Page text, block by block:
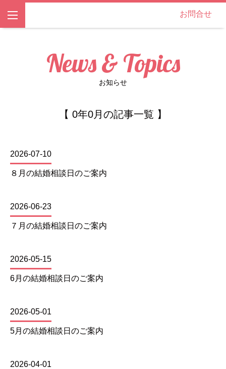
お問合せ
News & Topics
お知らせ
【 0年0月の記事一覧 】
2026-07-10
８月の結婚相談日のご案内
2026-06-23
７月の結婚相談日のご案内
2026-05-15
6月の結婚相談日のご案内
2026-05-01
5月の結婚相談日のご案内
2026-04-01